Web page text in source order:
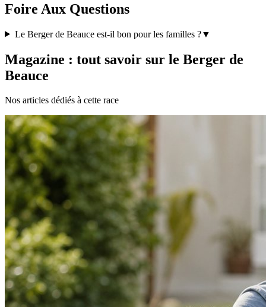
Foire Aux Questions
Le Berger de Beauce est-il bon pour les familles ?▼
Magazine : tout savoir sur le Berger de
Beauce
Nos articles dédiés à cette race